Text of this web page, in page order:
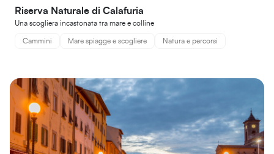
Riserva Naturale di Calafuria
Una scogliera incastonata tra mare e colline
Cammini Mare spiagge e scogliere Natura e percorsi